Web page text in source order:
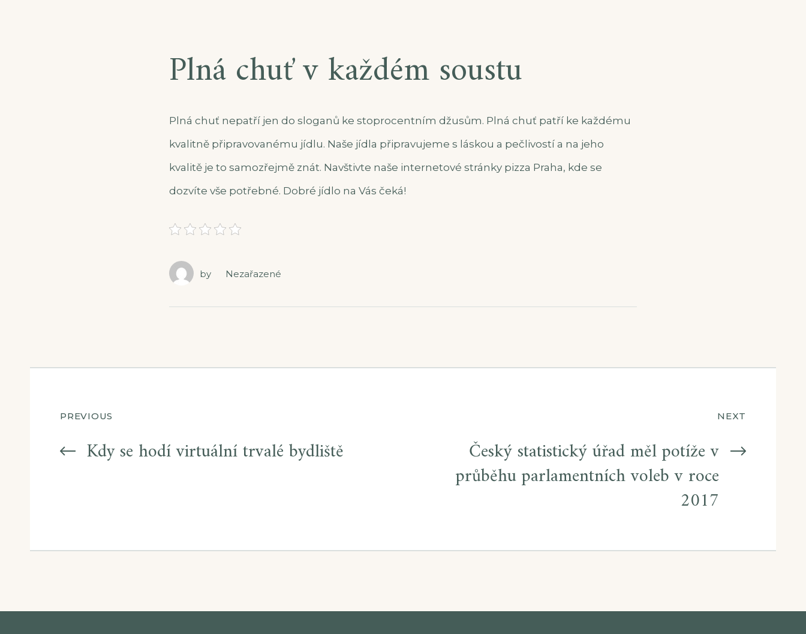
Plná chuť v každém soustu
Plná chuť nepatří jen do sloganů ke stoprocentním džusům. Plná chuť patří ke každému
kvalitně připravovanému jídlu. Naše jídla připravujeme s láskou a pečlivostí a na jeho
kvalitě je to samozřejmě znát. Navštivte naše internetové stránky pizza Praha, kde se
dozvíte vše potřebné. Dobré jídlo na Vás čeká!
by Nezařazené
Navigace
pro
PREVIOUS
Kdy se hodí virtuální trvalé bydliště
NEXT
Český statistický úřad měl potíže v
průběhu parlamentních voleb v roce
2017